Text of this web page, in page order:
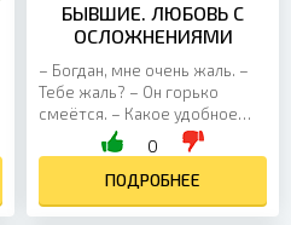
БЫВШИЕ. ЛЮБОВЬ С
ОСЛОЖНЕНИЯМИ
– Богдан, мне очень жаль. –
Тебе жаль? – Он горько
смеётся. – Какое удобное
слово! Думаешь, им можно
прикрыть что угодно? Что ж,
совет вам да любовь.
Надеюсь, ты будешь
0
ПОДРОБНЕЕ